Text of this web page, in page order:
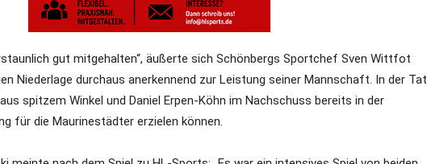
gut mitgehalten“, äußerte sich Schönbergs Sportchef Sven Wittfot
Niederlage durchaus anerkennend zur Leistung seiner Mannschaft. In der Tat
spitzem Winkel und Daniel Erpen-Köhn im Nachschuss bereits in der
für die Maurinestädter erzielen können.